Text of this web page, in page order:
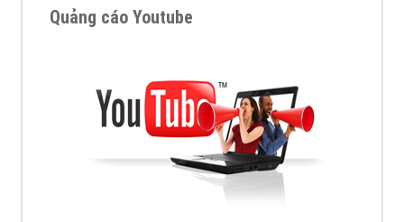
Quảng cáo Youtube